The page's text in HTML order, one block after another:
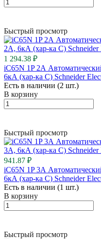
Быстрый просмотр
1 294.38 ₽
iC65N 1P 2А
6кА (хар-ка C) Schneider
Есть в наличии (2 шт.)
В корзину
Быстрый просмотр
941.87 ₽
iC65N 1P 3А
6кА (хар-ка C) Schneider
Есть в наличии (1 шт.)
В корзину
Быстрый просмотр